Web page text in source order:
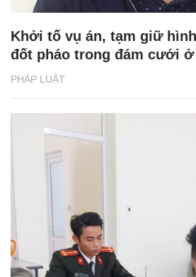
PHÁP LUẬT
Khởi tố vụ án, tạm giữ
đốt pháo trong đám cưới ở